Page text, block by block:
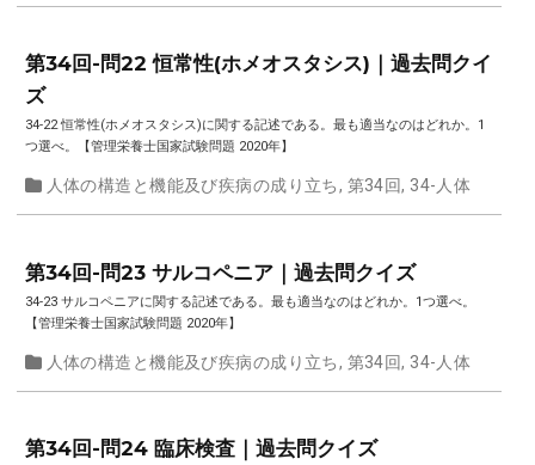
第34回-問22 恒常性(ホメオスタシス)｜過去問クイ
ズ
34-22 恒常性(ホメオスタシス)に関する記述である。最も適当なのはどれか。1
つ選べ。【管理栄養士国家試験問題 2020年】
人体の構造と機能及び疾病の成り立ち, 第34回, 34-人体
第34回-問23 サルコペニア｜過去問クイズ
34-23 サルコペニアに関する記述である。最も適当なのはどれか。1つ選べ。
【管理栄養士国家試験問題 2020年】
人体の構造と機能及び疾病の成り立ち, 第34回, 34-人体
第34回-問24 臨床検査｜過去問クイズ